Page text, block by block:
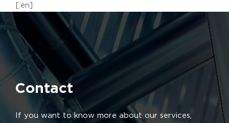
[:en]
Contact
If you want to know more about our services,